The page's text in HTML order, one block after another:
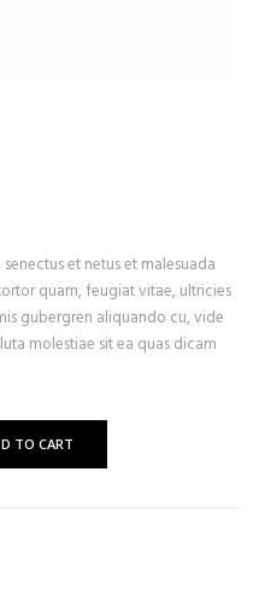
et netus et malesuada
quam, feugiat vitae, ultricies
gubergren aliquando cu, vide
molestiae sit ea quas dicam
TO CART